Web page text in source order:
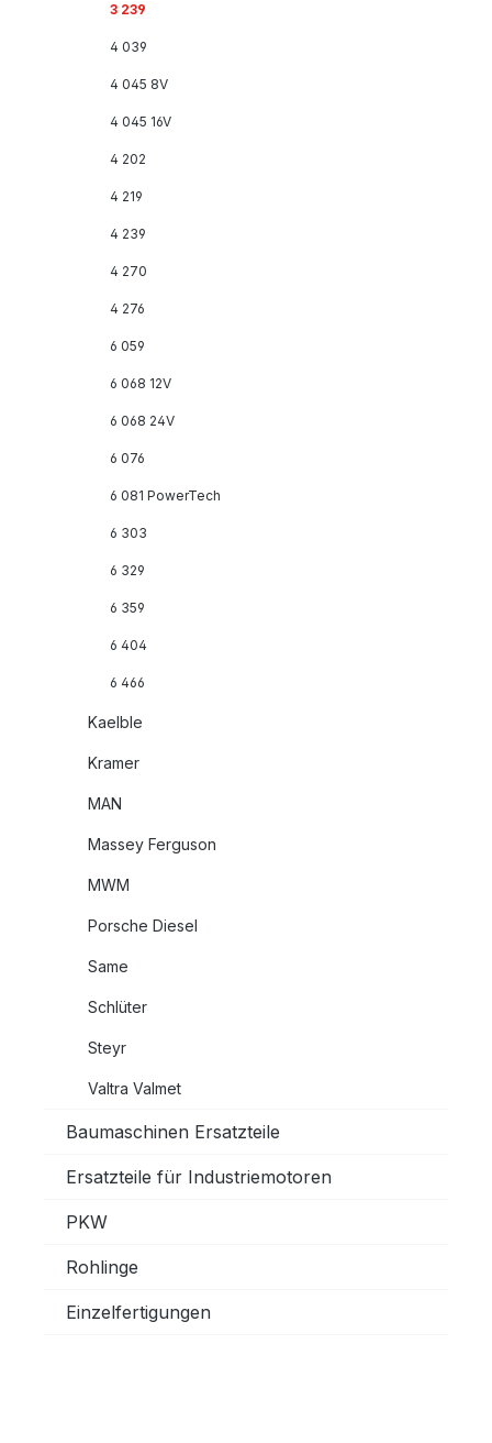
3 239
4 039
4 045 8V
4 045 16V
4 202
4 219
4 239
4 270
4 276
6 059
6 068 12V
6 068 24V
6 076
6 081 PowerTech
6 303
6 329
6 359
6 404
6 466
Kaelble
Kramer
MAN
Massey Ferguson
MWM
Porsche Diesel
Same
Schlüter
Steyr
Valtra Valmet
Baumaschinen Ersatzteile
Ersatzteile für Industriemotoren
PKW
Rohlinge
Einzelfertigungen